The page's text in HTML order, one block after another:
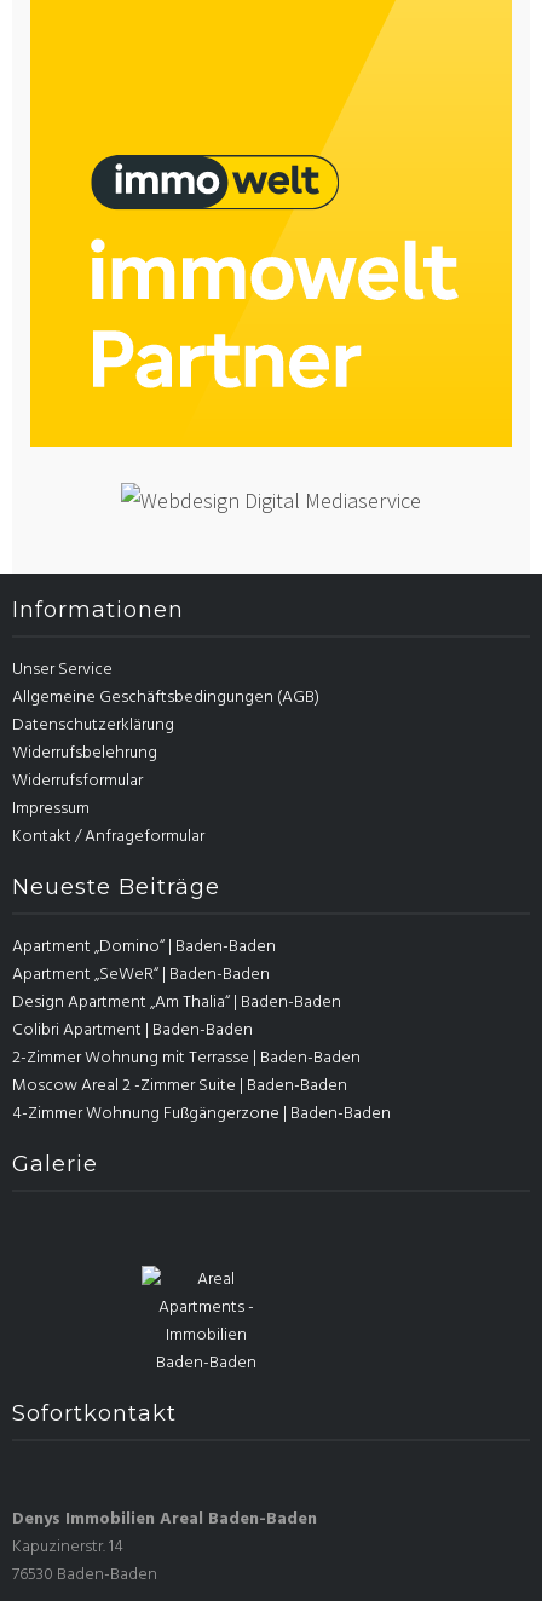
Informationen
Unser Service
Allgemeine Geschäftsbedingungen (AGB)
Datenschutzerklärung
Widerrufsbelehrung
Widerrufsformular
Impressum
Kontakt / Anfrageformular
Neueste Beiträge
Apartment „Domino“ | Baden-Baden
Apartment „SeWeR“ | Baden-Baden
Design Apartment „Am Thalia“ | Baden-Baden
Colibri Apartment | Baden-Baden
2-Zimmer Wohnung mit Terrasse | Baden-Baden
Moscow Areal 2 -Zimmer Suite | Baden-Baden
4-Zimmer Wohnung Fußgängerzone | Baden-Baden
Galerie
Sofortkontakt
Denys Immobilien Areal Baden-Baden
Kapuzinerstr. 14
76530 Baden-Baden